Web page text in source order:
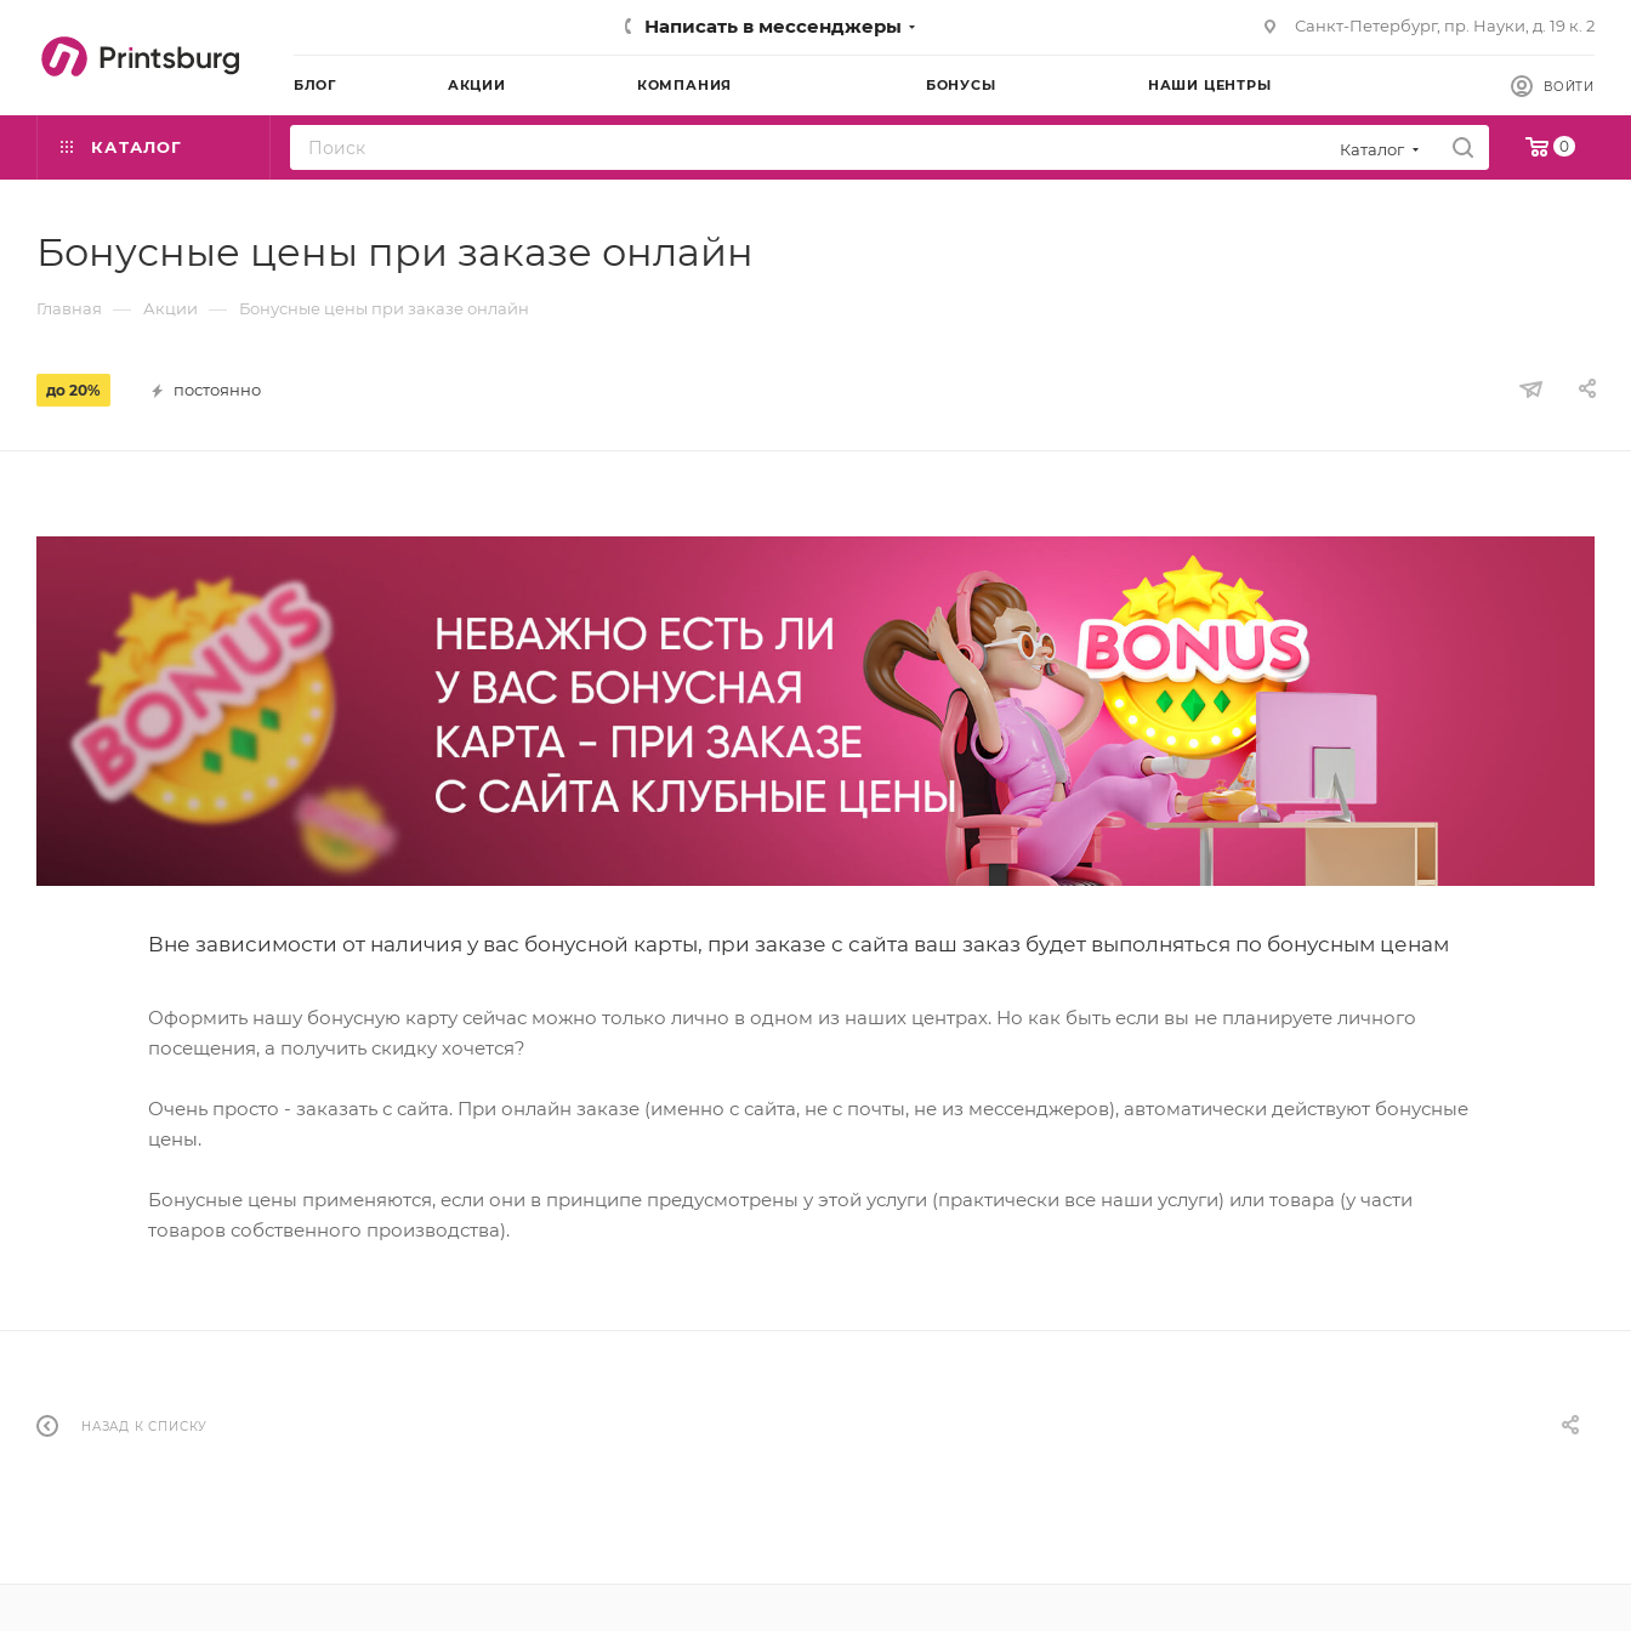
Написать в мессенджеры Санкт-Петербург, пр. Науки, д. 19 к. 2
БЛОГ АКЦИИ КОМПАНИЯ БОНУСЫ НАШИ ЦЕНТРЫ ВОЙТИ
КАТАЛОГ Каталог 0
Бонусные цены при заказе онлайн
Главная — Акции — Бонусные цены при заказе онлайн
до 20% постоянно
Вне зависимости от наличия у вас бонусной карты, при заказе с сайта ваш заказ будет выполняться по бонусным ценам
Оформить нашу бонусную карту сейчас можно только лично в одном из наших центрах. Но как быть если вы не планируете личного
посещения, а получить скидку хочется?
Очень просто - заказать с сайта. При онлайн заказе (именно с сайта, не с почты, не из мессенджеров), автоматически действуют бонусные
цены.
Бонусные цены применяются, если они в принципе предусмотрены у этой услуги (практически все наши услуги) или товара (у части
товаров собственного производства).
НАЗАД К СПИСКУ